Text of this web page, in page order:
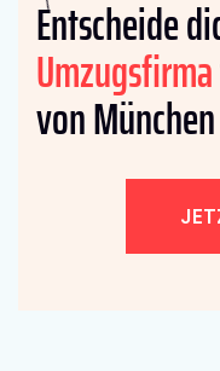
Entscheide
Umzugsfirma
von